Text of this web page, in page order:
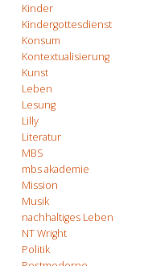
Kinder
Kindergottesdienst
Konsum
Kontextualisierung
Kunst
Leben
Lesung
Lilly
Literatur
MBS
mbs akademie
Mission
Musik
nachhaltiges Leben
NT Wright
Politik